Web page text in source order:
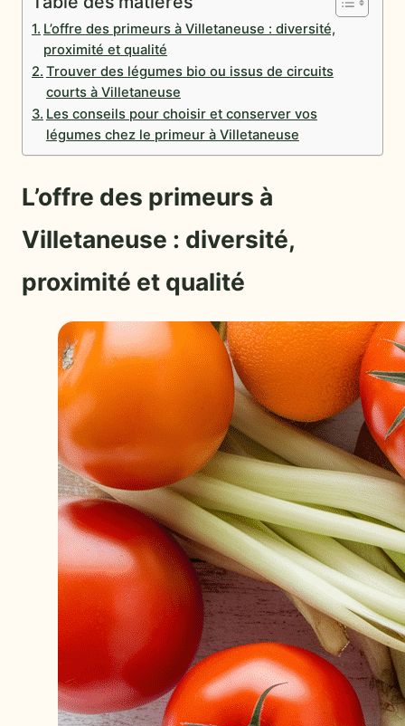
L’offre des primeurs à Villetaneuse : diversité,
proximité et qualité
Trouver des légumes bio ou issus de circuits
courts à Villetaneuse
Les conseils pour choisir et conserver vos
légumes chez le primeur à Villetaneuse
L’offre des primeurs à
Villetaneuse : diversité,
proximité et qualité